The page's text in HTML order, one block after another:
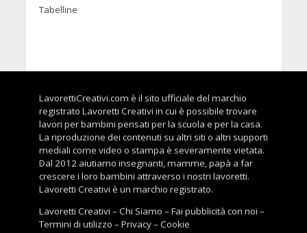
Tabelline
LavorettiCreativi.com è il sito ufficiale del marchio
registrato Lavoretti Creativi in cui è possibile trovare
lavori per bambini pensati per la scuola e per la casa.
La riproduzione dei contenuti su altri siti o altri supporti
mediali come video o stampa è severamente vietata.
Dal 2012 aiutiamo insegnanti, mamme, papà a far
crescere i loro bambini attraverso i nostri lavoretti.
Lavoretti Creativi è un marchio registrato.
Lavoretti Creativi –Chi Siamo –Fai pubblicità con noi –
Termini di utilizzo –Privacy–Cookie